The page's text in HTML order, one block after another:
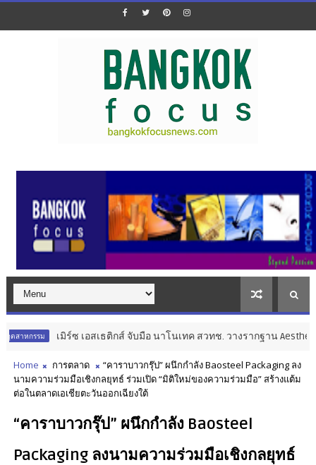
รรม เมิร์ซ เอสเธติกส์ จับมือ นาโนเทค สวทช. วางรากฐาน Aesthetic
Home การตลาด
“คาราบาวกรุ๊ป” ผนึกกำลัง Baosteel Packaging ลง
นามความร่วมมือเชิงกลยุทธ์ ร่วมเปิด “มิติใหม่ของความร่วมมือ” สร้างแต้ม
ต่อในตลาดเอเชียตะวันออกเฉียงใต้
“คาราบาวกรุ๊ป” ผนึกกำลัง Baosteel
Packaging ลงนามความร่วมมือเชิงกลยุทธ์